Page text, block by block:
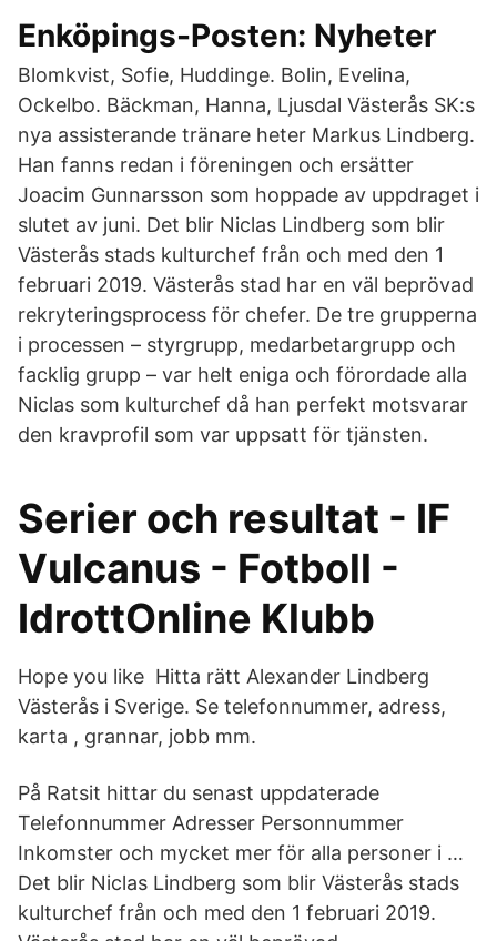
Enköpings-Posten: Nyheter
Blomkvist, Sofie, Huddinge. Bolin, Evelina,
Ockelbo. Bäckman, Hanna, Ljusdal Västerås SK:s
nya assisterande tränare heter Markus Lindberg.
Han fanns redan i föreningen och ersätter
Joacim Gunnarsson som hoppade av uppdraget i
slutet av juni. Det blir Niclas Lindberg som blir
Västerås stads kulturchef från och med den 1
februari 2019. Västerås stad har en väl beprövad
rekryteringsprocess för chefer. De tre grupperna
i processen – styrgrupp, medarbetargrupp och
facklig grupp – var helt eniga och förordade alla
Niclas som kulturchef då han perfekt motsvarar
den kravprofil som var uppsatt för tjänsten.
Serier och resultat - IF
Vulcanus - Fotboll -
IdrottOnline Klubb
Hope you like Hitta rätt Alexander Lindberg
Västerås i Sverige. Se telefonnummer, adress,
karta , grannar, jobb mm.
På Ratsit hittar du senast uppdaterade
Telefonnummer Adresser Personnummer
Inkomster och mycket mer för alla personer i …
Det blir Niclas Lindberg som blir Västerås stads
kulturchef från och med den 1 februari 2019.